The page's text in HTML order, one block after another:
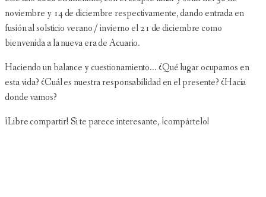
noviembre y 14 de diciembre respectivamente, dando entrada en
fusión al solsticio verano / invierno el 21 de diciembre como
bienvenida a la nueva era de Acuario.
Haciendo un balance y cuestionamiento... ¿Qué lugar ocupamos en
esta vida? ¿Cuál es nuestra responsabilidad en el presente? ¿Hacia
donde vamos?
¡Libre compartir! Si te parece interesante, ¡compártelo!